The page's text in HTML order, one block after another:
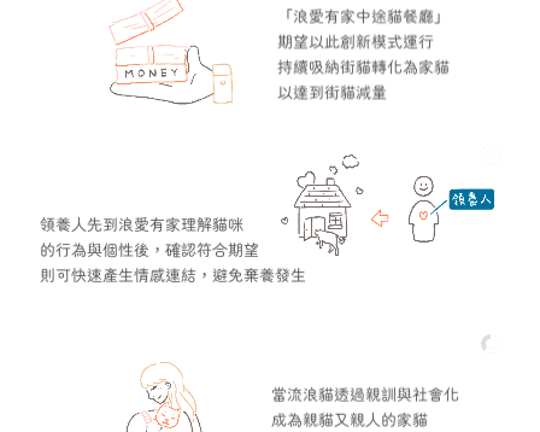
「浪愛有家中途貓餐廳」
期望以此創新模式運行
持續吸納街貓轉化為家貓
以達到街貓減量
領養人先到浪愛有家理解貓咪
的行為與個性後，確認符合期望
則可快速產生情感連結，避免棄養發生
當流浪貓透過親訓與社會化
成為親貓又親人的家貓